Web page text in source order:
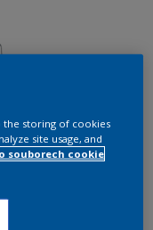
odstínu
the storing of cookies
site usage, and
souborech cookie